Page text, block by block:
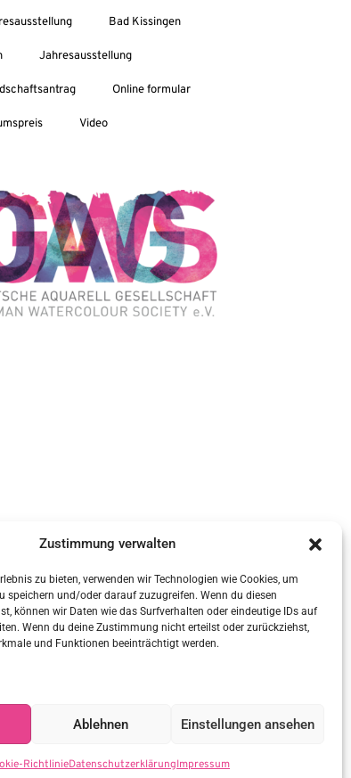
Zustimmung verwalten
zu bieten, verwenden wir Technologien wie Cookies, um
speichern und/oder darauf zuzugreifen. Wenn du diesen
können wir Daten wie das Surfverhalten oder eindeutige IDs auf
Wenn du deine Zustimmung nicht erteilst oder zurückziehst,
und Funktionen beeinträchtigt werden.
Ablehnen Einstellungen ansehen
RichtlinieDatenschutzerklärungImpressum
Bad Kissingen
Jahresausstellung
Online formular
Video